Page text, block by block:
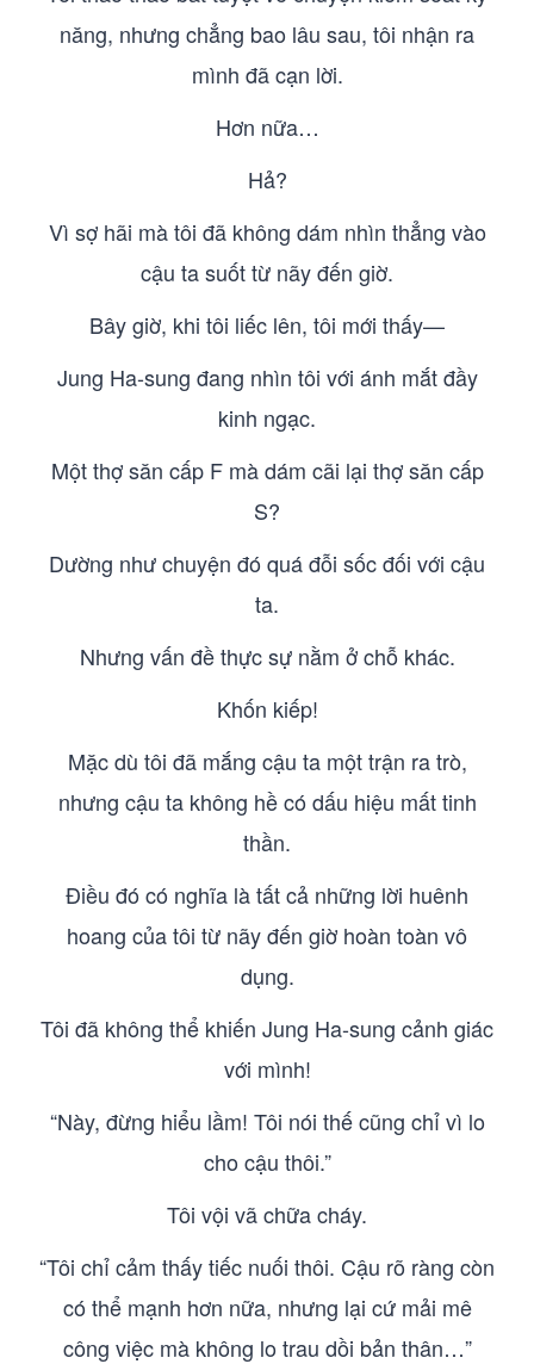
năng, nhưng chẳng bao lâu sau, tôi nhận ra
mình đã cạn lời.
Hơn nữa…
Hả?
Vì sợ hãi mà tôi đã không dám nhìn thẳng vào
cậu ta suốt từ nãy đến giờ.
Bây giờ, khi tôi liếc lên, tôi mới thấy—
Jung Ha-sung đang nhìn tôi với ánh mắt đầy
kinh ngạc.
Một thợ săn cấp F mà dám cãi lại thợ săn cấp
S?
Dường như chuyện đó quá đỗi sốc đối với cậu
ta.
Nhưng vấn đề thực sự nằm ở chỗ khác.
Khốn kiếp!
Mặc dù tôi đã mắng cậu ta một trận ra trò,
nhưng cậu ta không hề có dấu hiệu mất tinh
thần.
Điều đó có nghĩa là tất cả những lời huênh
hoang của tôi từ nãy đến giờ hoàn toàn vô
dụng.
Tôi đã không thể khiến Jung Ha-sung cảnh giác
với mình!
“Này, đừng hiểu lầm! Tôi nói thế cũng chỉ vì lo
cho cậu thôi.”
Tôi vội vã chữa cháy.
“Tôi chỉ cảm thấy tiếc nuối thôi. Cậu rõ ràng còn
có thể mạnh hơn nữa, nhưng lại cứ mải mê
công việc mà không lo trau dồi bản thân…”